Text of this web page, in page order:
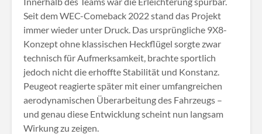
Seit dem WEC-Comeback 2022 stand das Projekt
immer wieder unter Druck. Das ursprüngliche 9X8-
Konzept ohne klassischen Heckflügel sorgte zwar
technisch für Aufmerksamkeit, brachte sportlich
jedoch nicht die erhoffte Stabilität und Konstanz.
Peugeot reagierte später mit einer umfangreichen
aerodynamischen Überarbeitung des Fahrzeugs –
und genau diese Entwicklung scheint nun langsam
Wirkung zu zeigen.